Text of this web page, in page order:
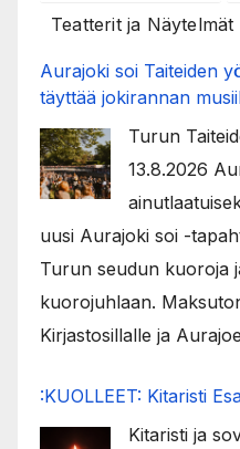
Teatterit ja Näytelmät
Aurajoki soi Taiteiden
täyttää jokirannan
Turun
13.8.2026
uusi Aurajoki soi -
Turun seudun kuoroja
kuorojuhlaan.
Kirjastosillalle ja
:KUOLLEET: Kitaristi
Kitaristi ja